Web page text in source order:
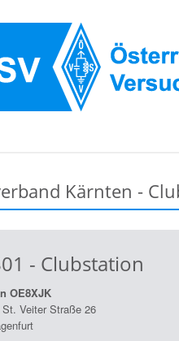
Kärnten -
- Clubstation
OE8XJK
Veiter Straße 26